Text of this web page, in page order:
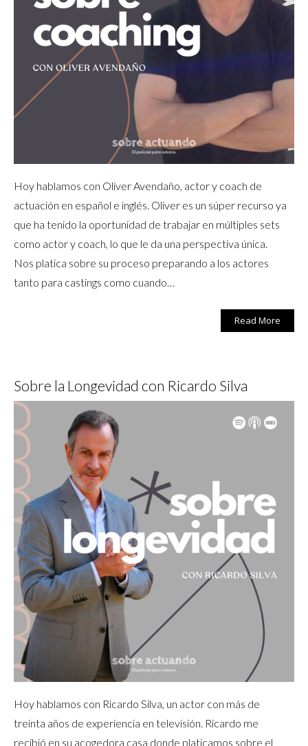
Hoy hablamos con Oliver Avendaño, actor y coach de
actuación en español e inglés. Oliver es un súper recurso ya
que ha tenido la oportunidad de trabajar en múltiples sets
como actor y coach, lo que le da una perspectiva única.
Nos platica sobre su proceso preparando a los actores
tanto para castings como cuando…
Read More
Sobre la Longevidad con Ricardo Silva
Hoy hablamos con Ricardo Silva, un actor con más de
treinta años de experiencia en televisión. Ricardo me
recibió en su acogedora casa donde platicamos sobre el